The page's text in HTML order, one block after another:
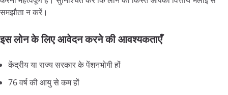
समझौता न करें।
इस लोन के लिए आवेदन करने की आवश्यकताएँ
केंद्रीय या राज्य सरकार के पेंशनभोगी हों
76 वर्ष की आयु से कम हों